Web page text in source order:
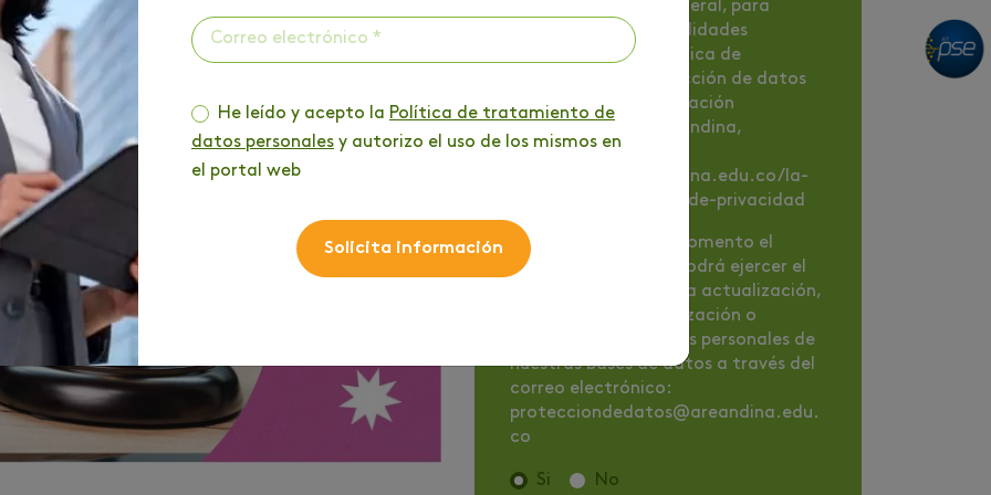
virtual en Colombia?
de cobranza y, en general, para
cualquiera de las finalidades
contenidas en la Política de
tratamiento y protección de datos
personales de la Fundación
Universitaria del Areandina,
disponible en
https://www.areandina.edu.co/la-
institucion/politicas-de-privacidad
Nota
: En cualquier momento el
titular de los datos podrá ejercer el
derecho de solicitar la actualización,
rectificación, actualización o
supresión de sus datos personales de
nuestras bases de datos a través del
correo electrónico:
protecciondedatos@areandina.edu.
co
Si No
He leído y acepto la Política de tratamiento de
datos personales y autorizo el uso de los mismos en
el portal web
Solicita información